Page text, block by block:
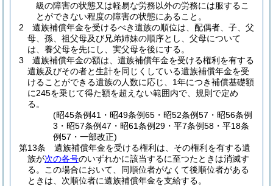
級の障害の状態又は軽易な労務以外の労務には服するこ
とができない程度の障害の状態にあること。
2
遺族補償年金を受けるべき遺族の順位は、配偶者、子、父
母、孫、祖父母及び兄弟姉妹の順序とし、父母について
は、養父母を先にし、実父母を後にする。
3
遺族補償年金の額は、遺族補償年金を受ける権利を有する
遺族及びその者と生計を同じくしている遺族補償年金を受
けることができる遺族の人数に応じ、1年につき補償基礎額
に245を乗じて得た額を超えない範囲内で、規則で定め
る。
(昭45条例41・昭49条例65・昭52条例57・昭56条例
3・昭57条例47・昭61条例29・平7条例58・平18条
例57・一部改正)
第13条
遺族補償年金を受ける権利は、その権利を有する遺
族が次の各号のいずれかに該当するに至つたときは消滅す
る。
この場合において、同順位者がなくて後順位者がある
ときは、次順位者に遺族補償年金を支給する。